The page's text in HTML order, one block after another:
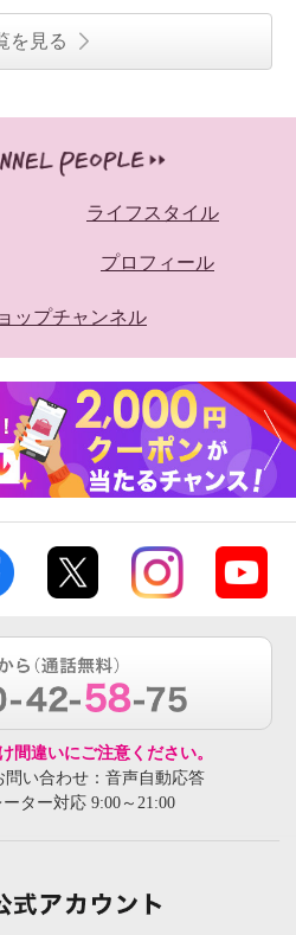
を見る
ライフスタイル
プロフィール
ップチャンネル
間違いにご注意ください。
問い合わせ：音声自動応答
ター対応 9:00～21:00